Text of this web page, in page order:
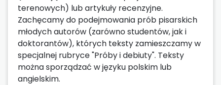
terenowych) lub artykuły recenzyjne.
Zachęcamy do podejmowania prób pisarskich
młodych autorów (zarówno studentów, jak i
doktorantów), których teksty zamieszczamy w
specjalnej rubryce "Próby i debiuty". Teksty
można sporządzać w języku polskim lub
angielskim.